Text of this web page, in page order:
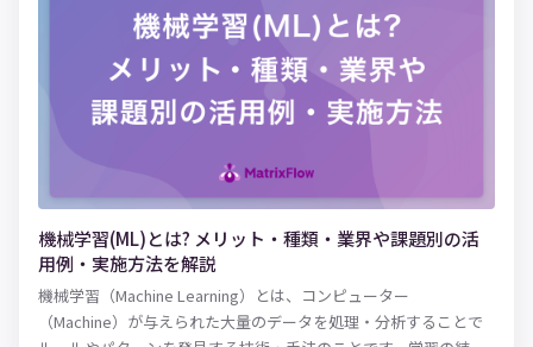
発した事例も紹介しているので、ぜひ参考にしてみてください。
機械学習(ML)とは? メリット・種類・業界や課題別の活
用例・実施方法を解説
機械学習（Machine Learning）とは、コンピューター
（Machine）が与えられた大量のデータを処理・分析することで